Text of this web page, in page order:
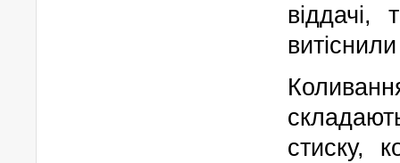
віддачі,
стиску,